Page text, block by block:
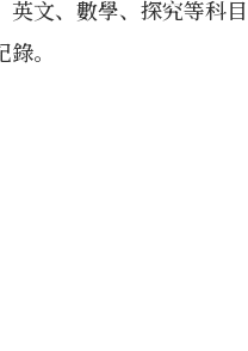
文、數學、探究等科目
。